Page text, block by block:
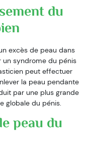
du
excès de peau dans
un syndrome du pénis
peut effectuer
la peau pendante
par une plus grande
globale du pénis.
peau du